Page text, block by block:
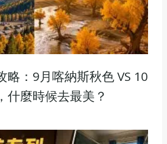
略：9月喀納斯秋色 VS 10
什麼時候去最美？